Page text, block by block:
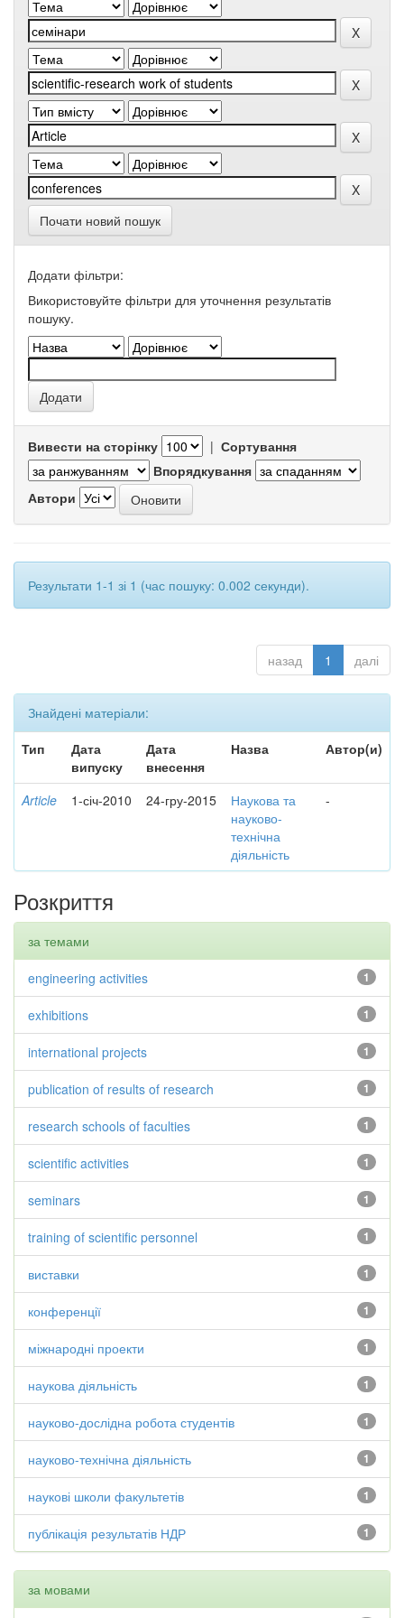
Почати новий пошук
Додати фільтри:
Використовуйте фільтри для уточнення результатів
пошуку.
Вивести на сторінку | Сортування
Впорядкування
Автори
Результати 1-1 зі 1 (час пошуку: 0.002 секунди).
назад 1 далі
Знайдені матеріали:
Тип
Дата
випуску
Дата
внесення
Назва Автор(и)
Article 1-січ-2010 24-гру-2015
Наукова та
науково-
технічна
діяльність
-
Розкриття
за темами
1
engineering activities
1
exhibitions
1
international projects
1
publication of results of research
1
research schools of faculties
1
scientific activities
1
seminars
1
training of scientific personnel
1
виставки
1
конференції
1
міжнародні проекти
1
наукова діяльність
1
науково-дослідна робота студентів
1
науково-технічна діяльність
1
наукові школи факультетів
1
публікація результатів НДР
за мовами